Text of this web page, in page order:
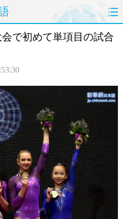
政治 経済
評論 写真
で初めて単項目の試合